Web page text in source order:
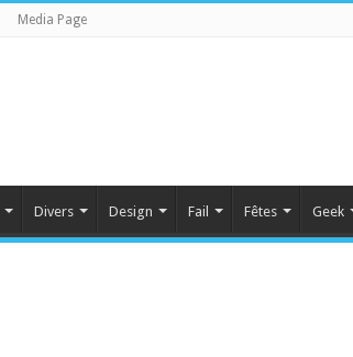
Media Page
Divers Design Fail Fêtes Geek